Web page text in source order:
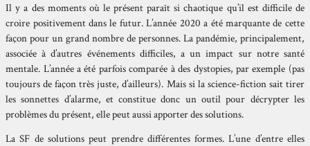
Il y a des moments où le présent paraît si chaotique qu’il est difficile de
croire positivement dans le futur. L’année 2020 a été marquante de cette
façon pour un grand nombre de personnes. La pandémie, principalement,
associée à d’autres événements difficiles, a un impact sur notre santé
mentale. L’année a été parfois comparée à des dystopies, par exemple (pas
toujours de façon très juste, d’ailleurs). Mais si la science-fiction sait tirer
les sonnettes d’alarme, et constitue donc un outil pour décrypter les
problèmes du présent, elle peut aussi apporter des solutions.
La SF de solutions peut prendre différentes formes. L’une d’entre elles